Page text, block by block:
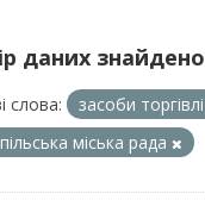
даних знайдено
слова: засоби торгівлі
міська рада